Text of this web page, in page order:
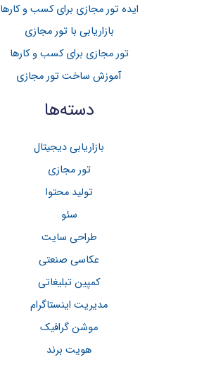
ایده تور مجازی برای کسب و کارها
بازاریابی با تور مجازی
تور مجازی برای کسب و کار‌ها
آموزش ساخت تور مجازی
دسته‌ها
بازاریابی دیجیتال
تور مجازی
تولید محتوا
سئو
طراحی سایت
عکاسی صنعتی
کمپین تبلیغاتی
مدیریت اینستاگرام
موشن گرافیک
هویت برند